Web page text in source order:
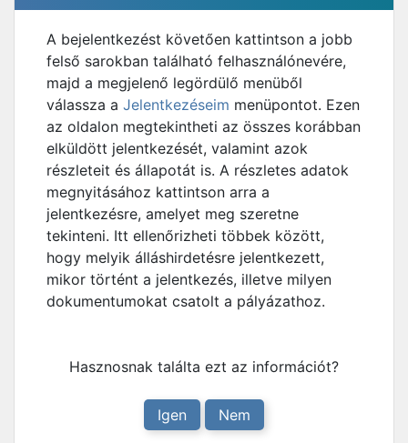
A bejelentkezést követően kattintson a jobb
felső sarokban található felhasználónevére,
majd a megjelenő legördülő menüből
válassza a Jelentkezéseim menüpontot. Ezen
az oldalon megtekintheti az összes korábban
elküldött jelentkezését, valamint azok
részleteit és állapotát is. A részletes adatok
megnyitásához kattintson arra a
jelentkezésre, amelyet meg szeretne
tekinteni. Itt ellenőrizheti többek között,
hogy melyik álláshirdetésre jelentkezett,
mikor történt a jelentkezés, illetve milyen
dokumentumokat csatolt a pályázathoz.
Hasznosnak találta ezt az információt?
Igen Nem